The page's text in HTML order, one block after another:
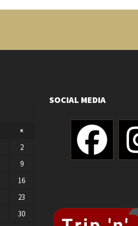
Κ
2
9
16
23
30
SOCIAL MEDIA